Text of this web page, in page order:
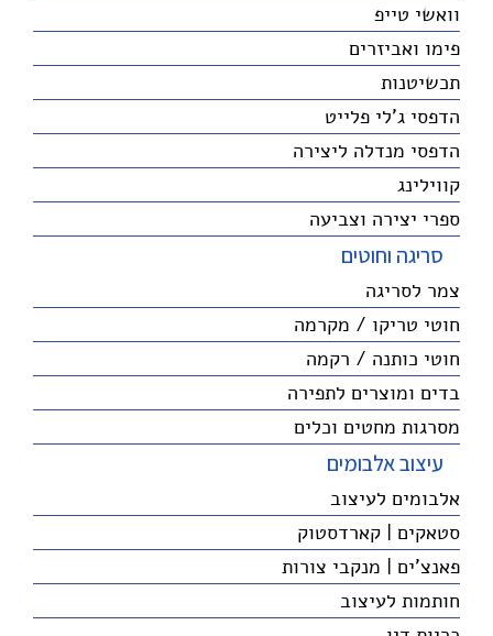
וואשי טייפ
פימו ואביזרים
תכשיטנות
הדפסי ג'לי פלייט
הדפסי מנדלה ליצירה
קווילינג
ספרי יצירה וצביעה
סריגה וחוטים
צמר לסריגה
חוטי טריקו / מקרמה
חוטי כותנה / רקמה
בדים ומוצרים לתפירה
מסרגות מחטים וכלים
עיצוב אלבומים
אלבומים לעיצוב
סטאקים | קארדסטוק
פאנצ'ים | מנקבי צורות
חותמות לעיצוב